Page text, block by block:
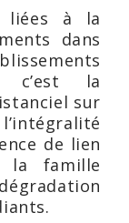
liées à la
dans
c’est la
sur
de lien
la famille